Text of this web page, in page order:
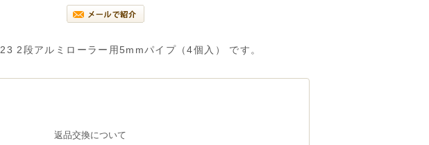
2段アルミローラー用5mmパイプ（4個入） です。
返品交換について